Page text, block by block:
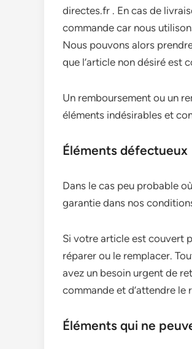
directes.fr . En cas de
commande car nous
Nous pouvons alors
que l’article non désiré est
Un remboursement ou un
éléments indésirables et
Éléments défectueux
Dans le cas peu probable
garantie dans nos
Si votre article est couvert
réparer ou le remplacer.
avez un besoin urgent de
commande et d’attendre le
Éléments qui ne